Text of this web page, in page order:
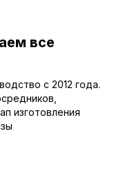
все
с 2012 года.
изготовления